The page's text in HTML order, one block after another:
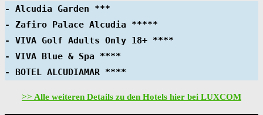
- Alcudia Garden ***
- Zafiro Palace Alcudia *****
- VIVA Golf Adults Only 18+ ****
- VIVA Blue & Spa ****
- BOTEL ALCUDIAMAR ****
>> Alle weiteren Details zu den Hotels hier bei LUXCOM